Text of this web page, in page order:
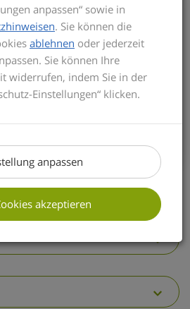
anpassen“ sowie in
. Sie können die
ablehnen oder jederzeit
Sie können Ihre
widerrufen, indem Sie in der
Einstellungen“ klicken.
anpassen
akzeptieren
der neuen GOÄ gilt
die aktuelle
dieser basieren die
Beginn des Seminars
über den derzeitigen
GOÄ. Zusätzlich
kurzen Überblick über